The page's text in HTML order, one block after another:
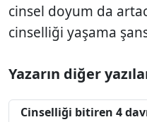
cinsel doyum da
cinselliği yaşama
Yazarın diğer
Cinselliği bitiren 4